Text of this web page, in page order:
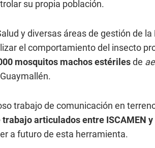
su propia población.
y diversas áreas de gestión de
el comportamiento del insecto
mosquitos machos estérilesde
trabajo de comunicación en
trabajo articulados entre ISCAMEN
a futuro de esta herramienta.